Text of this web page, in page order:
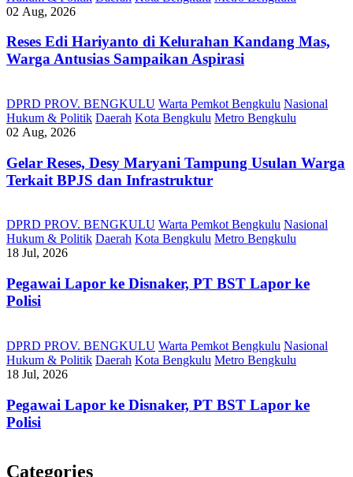
02 Aug, 2026
Reses Edi Hariyanto di Kelurahan Kandang Mas,
Warga Antusias Sampaikan Aspirasi
DPRD PROV. BENGKULU Warta Pemkot Bengkulu Nasional
Hukum & Politik Daerah Kota Bengkulu Metro Bengkulu
02 Aug, 2026
Gelar Reses, Desy Maryani Tampung Usulan Warga
Terkait BPJS dan Infrastruktur
DPRD PROV. BENGKULU Warta Pemkot Bengkulu Nasional
Hukum & Politik Daerah Kota Bengkulu Metro Bengkulu
18 Jul, 2026
Pegawai Lapor ke Disnaker, PT BST Lapor ke
Polisi
DPRD PROV. BENGKULU Warta Pemkot Bengkulu Nasional
Hukum & Politik Daerah Kota Bengkulu Metro Bengkulu
18 Jul, 2026
Pegawai Lapor ke Disnaker, PT BST Lapor ke
Polisi
Categories